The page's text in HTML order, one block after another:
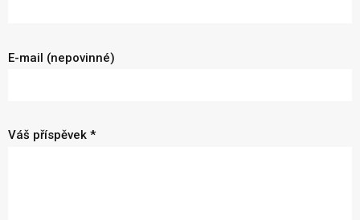
E-mail (nepovinné)
Váš příspěvek *